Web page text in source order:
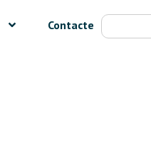
Contacte